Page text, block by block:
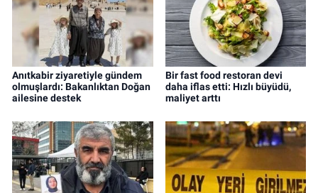
Anıtkabir ziyaretiyle gündem
olmuşlardı: Bakanlıktan Doğan
ailesine destek
Bir fast food restoran devi
daha iflas etti: Hızlı büyüdü,
maliyet arttı